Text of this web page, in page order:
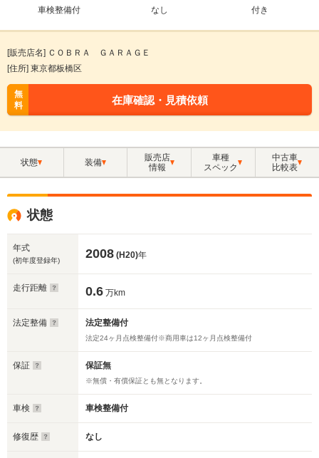
車検整備付
なし
付き
[販売店名] ＣＯＢＲＡ ＧＡＲＡＧＥ
[住所] 東京都板橋区
無
料
在庫確認・見積依頼
状態 装備
販売店
情報
車種
スペック
中古車
比較表
状態
年式
(初年度登録年) 2008 (H20)年
走行距離 0.6 万km
法定整備 法定整備付
法定24ヶ月点検整備付※商用車は12ヶ月点検整備付
保証 保証無
※無償・有償保証とも無となります。
車検 車検整備付
修復歴 なし